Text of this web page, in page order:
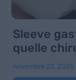
Sleeve
quelle
novembre 22, 2025